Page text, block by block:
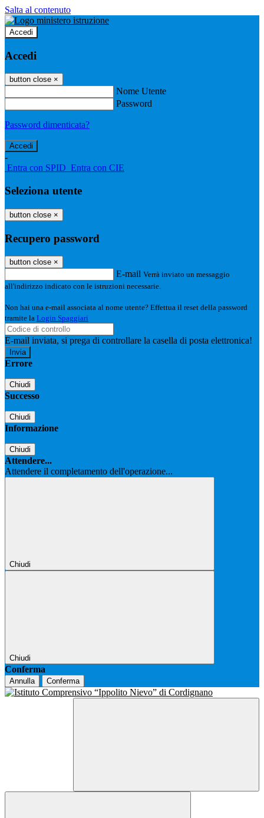
Salta al contenuto
Accedi
Accedi
button close ×
Nome Utente
Password
Password dimenticata?
-
Entra con SPID Entra con CIE
Seleziona utente
button close ×
Recupero password
button close ×
E-mail Verrà inviato un messaggio
all'indirizzo indicato con le istruzioni necessarie.
Non hai una e-mail associata al nome utente? Effettua il reset della password
tramite la Login Spaggiari
E-mail inviata, si prega di controllare la casella di posta elettronica!
Errore
Chiudi
Successo
Chiudi
Informazione
Chiudi
Attendere...
Attendere il completamento dell'operazione...
Chiudi
Chiudi
Conferma
Annulla Conferma